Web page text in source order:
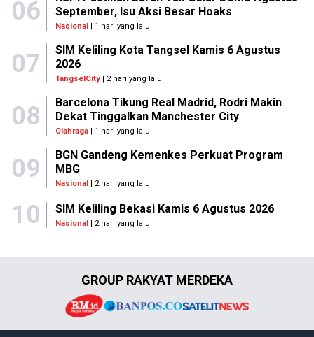
06
September, Isu Aksi Besar Hoaks
Nasional| 1 hari yang lalu
07
SIM Keliling Kota Tangsel Kamis 6 Agustus
2026
TangselCity| 2 hari yang lalu
08
Barcelona Tikung Real Madrid, Rodri Makin
Dekat Tinggalkan Manchester City
Olahraga| 1 hari yang lalu
09
BGN Gandeng Kemenkes Perkuat Program
MBG
Nasional| 2 hari yang lalu
10 SIM Keliling Bekasi Kamis 6 Agustus 2026
Nasional | 2 hari yang lalu
GROUP RAKYAT MERDEKA